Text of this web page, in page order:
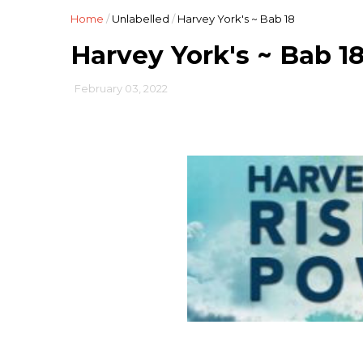
Home /Unlabelled / Harvey York's ~ Bab 18
Harvey York's ~ Bab
February 03, 2022